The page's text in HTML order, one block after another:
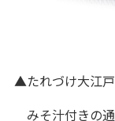
▲たれづけ大江
みそ汁付きの